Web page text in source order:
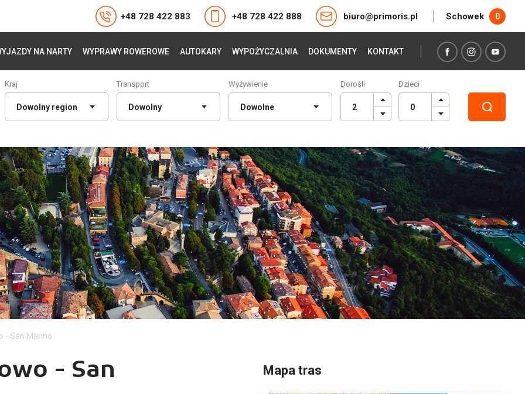
+48 728 422 883 +48 728 422 888 biuro@primoris.pl Schowek 0
NA NARTY WYPRAWY ROWEROWE AUTOKARY WYPOŻYCZALNIA DOKUMENTY KONTAKT
Kraj Transport Wyżywienie Dorośli Dzieci
- San Marino
- San Mapa tras